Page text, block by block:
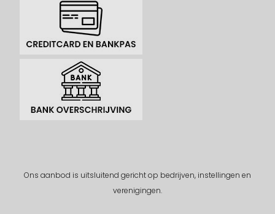
Ons aanbod is uitsluitend gericht op bedrijven, instellingen en
verenigingen.